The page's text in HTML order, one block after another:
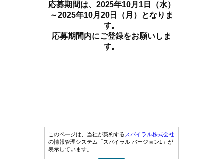
応募期間は、2025年10月1日（水）
～2025年10月20日（月）となりま
す。
応募期間内にご登録をお願いしま
す。
このページは、当社が契約するスパイラル株式会社
の情報管理システム「スパイラル バージョン1」が
表示しています。